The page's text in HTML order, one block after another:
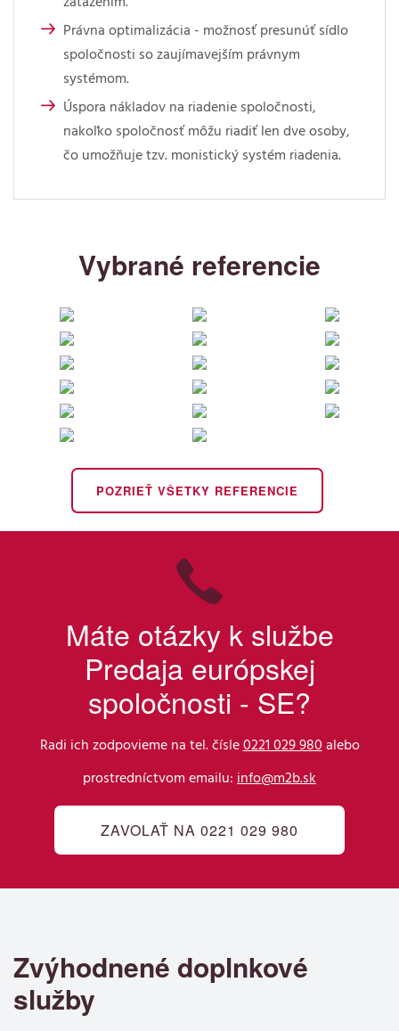
Právna optimalizácia - možnosť presunúť sídlo
spoločnosti so zaujímavejším právnym
systémom.
Úspora nákladov na riadenie spoločnosti,
nakoľko spoločnosť môžu riadiť len dve osoby,
čo umožňuje tzv. monistický systém riadenia.
Vybrané referencie
POZRIEŤ VŠETKY REFERENCIE
Máte otázky k službe
Predaja európskej
spoločnosti - SE?
Radi ich zodpovieme na tel. čísle 0221 029 980 alebo
prostredníctvom emailu: info@m2b.sk
ZAVOLAŤ NA 0221 029 980
Zvýhodnené doplnkové
služby